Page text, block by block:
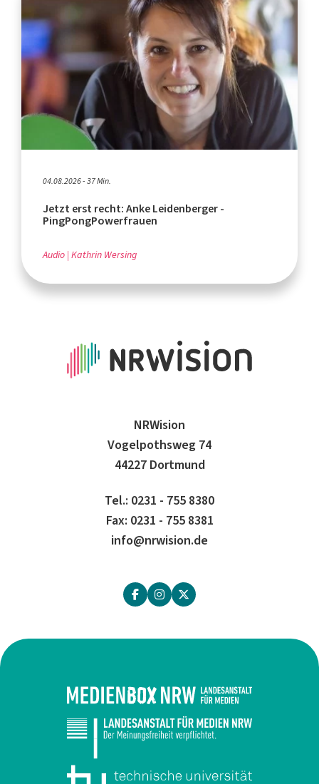
04.08.2026 - 37 Min.
Jetzt erst recht: Anke Leidenberger -
PingPongPowerfrauen
Audio Kathrin Wersing
NRWision
Vogelpothsweg 74
44227 Dortmund
Tel.: 0231 - 755 8380
Fax: 0231 - 755 8381
info@nrwision.de